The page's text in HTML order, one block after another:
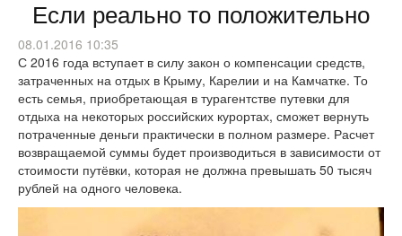
Если реально то положительно
08.01.2016 10:35
С 2016 года вступает в силу закон о компенсации средств,
затраченных на отдых в Крыму, Карелии и на Камчатке. То
есть семья, приобретающая в турагентстве путевки для
отдыха на некоторых российских курортах, сможет вернуть
потраченные деньги практически в полном размере. Расчет
возвращаемой суммы будет производиться в зависимости от
стоимости путёвки, которая не должна превышать 50 тысяч
рублей на одного человека.